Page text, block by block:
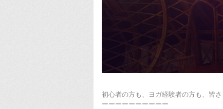
初心者の方も、ヨガ経験者の方も、皆
ーーーーーーーーーー